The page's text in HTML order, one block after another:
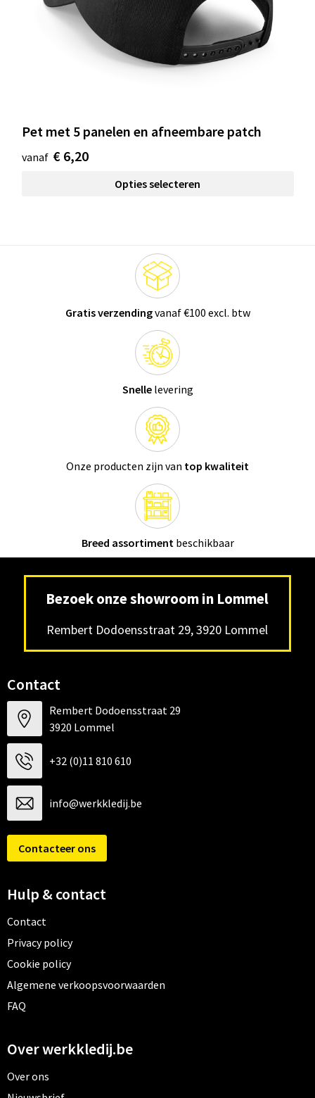
Pet met 5 panelen en afneembare patch
vanaf € 6,20
Opties selecteren
Gratis verzendingvanaf €100 excl. btw
Snellelevering
Onze producten zijn van top kwaliteit
Breed assortiment beschikbaar
Bezoek onze showroom in Lommel
Rembert Dodoensstraat 29, 3920 Lommel
Contact
Rembert Dodoensstraat 29
3920 Lommel
+32 (0)11 810 610
info@werkkledij.be
Contacteer ons
Hulp & contact
Contact
Privacy policy
Cookie policy
Algemene verkoopsvoorwaarden
FAQ
Over werkkledij.be
Over ons